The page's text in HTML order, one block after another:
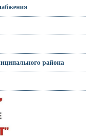
района